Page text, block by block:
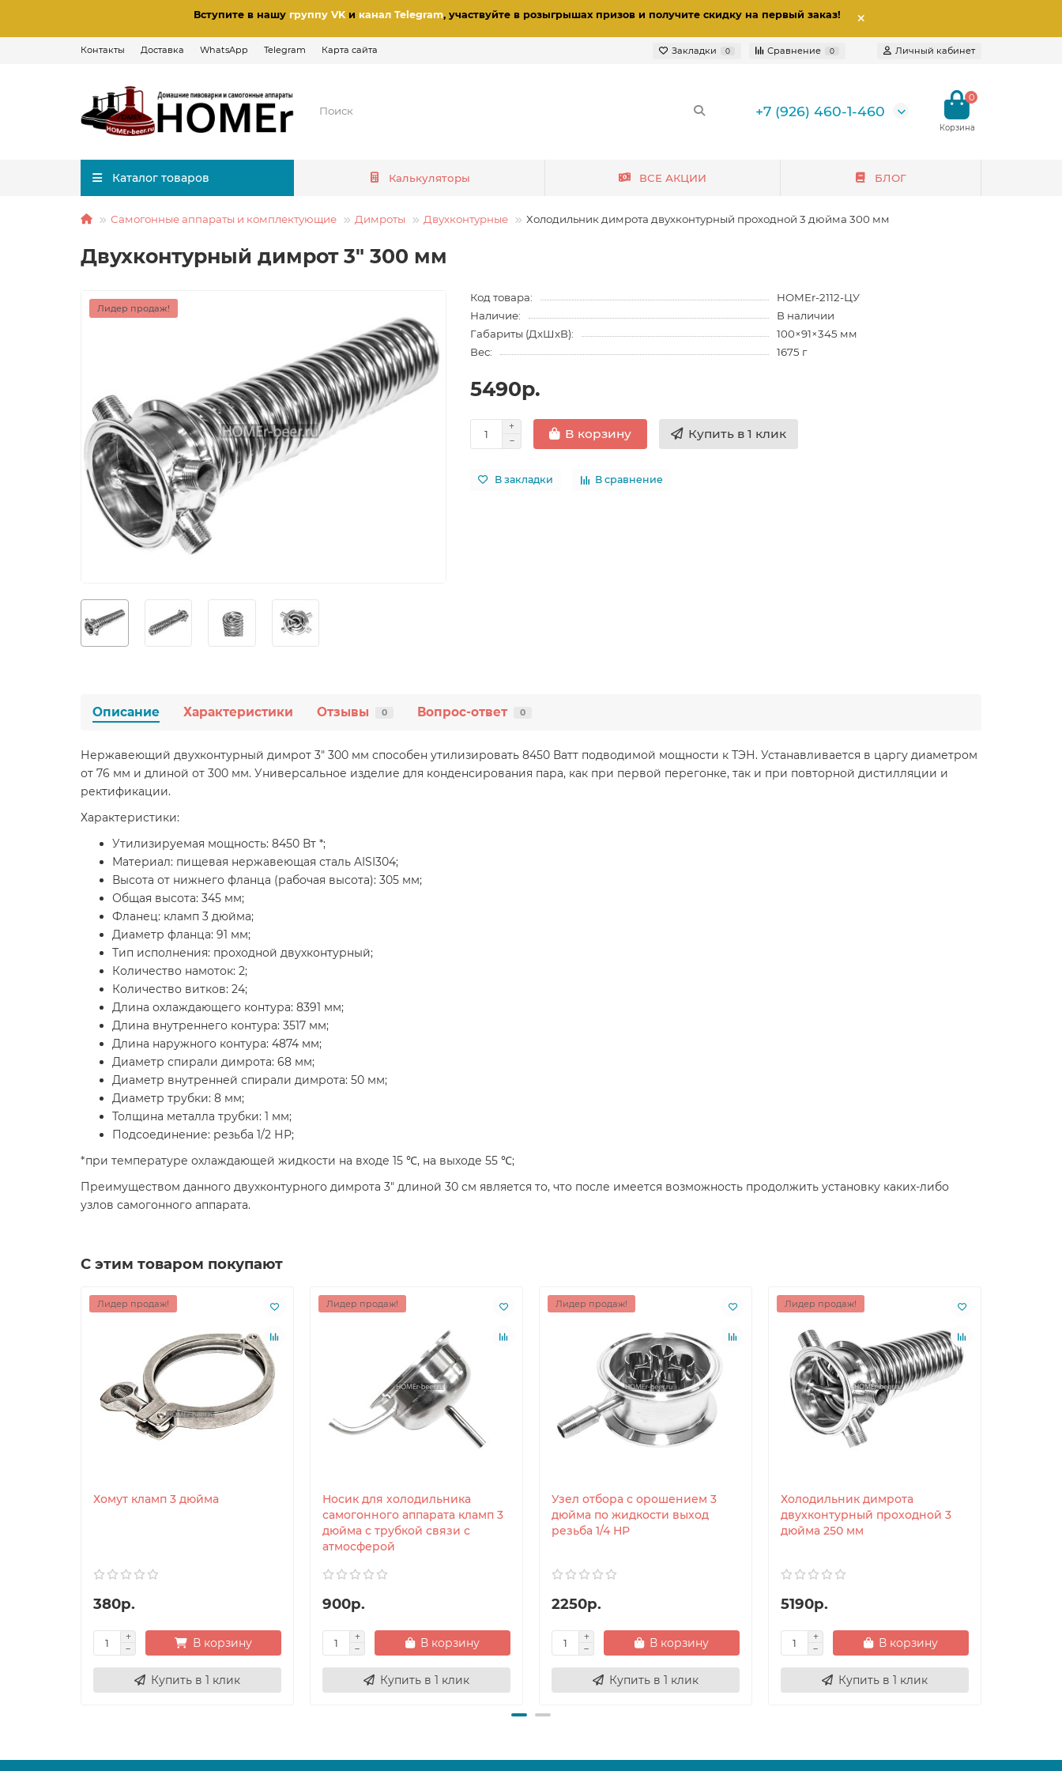
Вступите в нашу группу VKи канал Telegram, участвуйте в розыгрышах призов и получите скидку на первый заказ!
Контакты Доставка WhatsApp Telegram Карта сайта Закладки 0 Сравнение 0 Личный кабинет
+7 (926) 460-1-460
0
Каталог товаров Калькуляторы ВСЕ АКЦИИ БЛОГ
Самогонные аппараты и комплектующие Димроты Двухконтурные Холодильник димрота двухконтурный проходной 3 дюйма 300 мм
Двухконтурный димрот 3" 300 мм
Лидер продаж!
Код товара:
HOMEr-2112-ЦУ
Наличие:
В наличии
Габариты (ДхШхВ):
100×91×345 мм
Вес:
1675 г
5490р.
В корзину Купить в 1 клик
В закладки В сравнение
Описание Характеристики Отзывы 0 Вопрос-ответ 0
Нержавеющий двухконтурный димрот 3" 300 мм способен утилизировать 8450 Ватт подводимой мощности к ТЭН. Устанавливается в царгу диаметром
от 76 мм и длиной от 300 мм. Универсальное изделие для конденсирования пара, как при первой перегонке, так и при повторной дистилляции и
ректификации.
Характеристики:
Утилизируемая мощность: 8450 Вт *;
Материал: пищевая нержавеющая сталь AISI304;
Высота от нижнего фланца (рабочая высота): 305 мм;
Общая высота: 345 мм;
Фланец: кламп 3 дюйма;
Диаметр фланца: 91 мм;
Тип исполнения: проходной двухконтурный;
Количество намоток: 2;
Количество витков: 24;
Длина охлаждающего контура: 8391 мм;
Длина внутреннего контура: 3517 мм;
Длина наружного контура: 4874 мм;
Диаметр спирали димрота: 68 мм;
Диаметр внутренней спирали димрота: 50 мм;
Диаметр трубки: 8 мм;
Толщина металла трубки: 1 мм;
Подсоединение: резьба 1/2 НР;
*при температуре охлаждающей жидкости на входе 15 ℃, на выходе 55 ℃;
Преимуществом данного двухконтурного димрота 3" длиной 30 см является то, что после имеется возможность продолжить установку каких-либо
узлов самогонного аппарата.
С этим товаром покупают
Лидер продаж!
Хомут кламп 3 дюйма
380р.
В корзину
Купить в 1 клик
Лидер продаж!
Носик для холодильника
самогонного аппарата кламп 3
дюйма с трубкой связи с
атмосферой
900р.
В корзину
Купить в 1 клик
Лидер продаж!
Узел отбора с орошением 3
дюйма по жидкости выход
резьба 1/4 НР
2250р.
В корзину
Купить в 1 клик
Лидер продаж!
Холодильник димрота
двухконтурный проходной 3
дюйма 250 мм
5190р.
В корзину
Купить в 1 клик